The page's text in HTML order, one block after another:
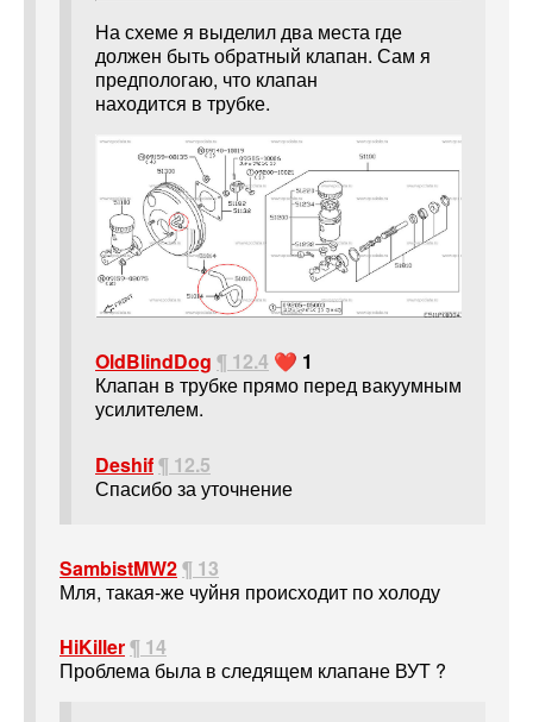
На схеме я выделил два места где
должен быть обратный клапан. Сам я
предпологаю, что клапан
находится в трубке.
OldBlindDog ¶ 12.4 ❤️ 1
Клапан в трубке прямо перед вакуумным
усилителем.
Deshif¶ 12.5
Спасибо за уточнение
SambistMW2¶ 13
Мля, такая-же чуйня происходит по холоду
HiKiller¶ 14
Проблема была в следящем клапане ВУТ ?